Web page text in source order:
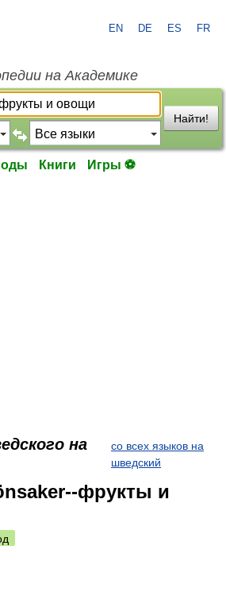
EN DE ES FR
на Академике
Найти!
Книги Игры ⚽
на
со всех языков на
шведский
фрукты и